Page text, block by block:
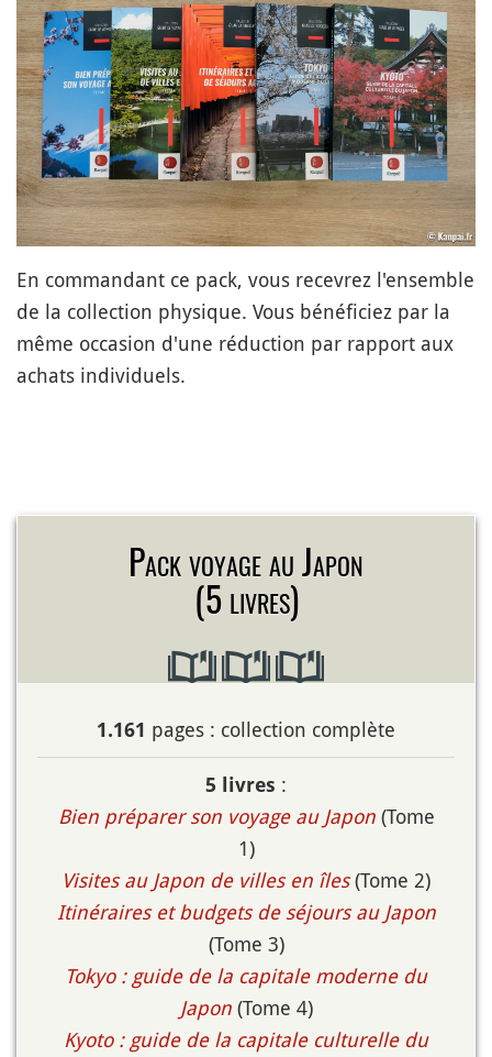
En commandant ce pack, vous recevrez l'ensemble
de la collection physique. Vous bénéficiez par la
même occasion d'une réduction par rapport aux
achats individuels.
Pack voyage au Japon
(5 livres)
1.161 pages : collection complète
5 livres :
Bien préparer son voyage au Japon(Tome
1)
Visites au Japon de villes en îles(Tome 2)
Itinéraires et budgets de séjours au Japon
(Tome 3)
Tokyo : guide de la capitale moderne du
Japon(Tome 4)
Kyoto : guide de la capitale culturelle du